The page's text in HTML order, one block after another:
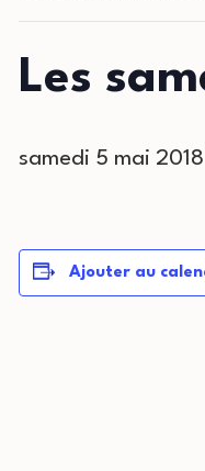
Les
samedi 5 mai
Ajouter au